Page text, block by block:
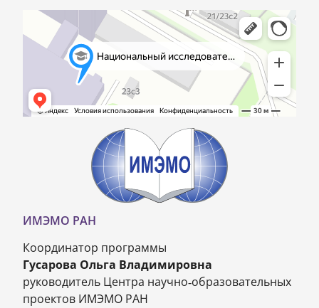
ИМЭМО РАН
Координатор программы
Гусарова Ольга Владимировна
руководитель Центра научно-образовательных
проектов ИМЭМО РАН